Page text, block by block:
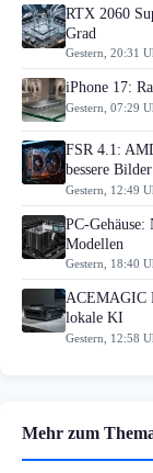
RTX 2060
Grad
Gestern, 20:31
iPhone 17:
Gestern, 07:29
FSR 4.1:
bessere Bilder
Gestern, 12:49
PC-
Modellen
Gestern, 18:40
ACEMAGIC
lokale KI
Gestern, 12:58
Mehr zum